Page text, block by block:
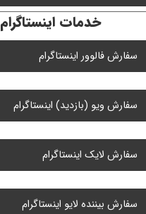
لایک رادیو جوان
خدمات اینستاگرام
سفارش فالوور اینستاگرام
سفارش ویو (بازدید) اینستاگرام
سفارش لایک اینستاگرام
سفارش بیننده لایو اینستاگرام